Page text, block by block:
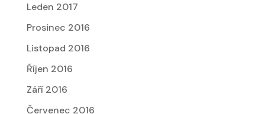
Leden 2017
Prosinec 2016
Listopad 2016
Říjen 2016
Září 2016
Červenec 2016